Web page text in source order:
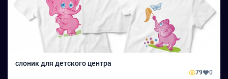
слоник для детского центра
79 0